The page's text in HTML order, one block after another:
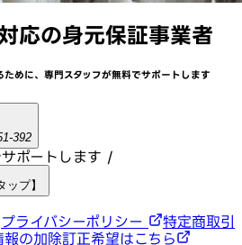
応の身元保証事業者
めに、 専門スタッフが無料でサポートします
392
ポートします /
プ】
プライバシーポリシー
特定商取引
報の加除訂正希望はこちら